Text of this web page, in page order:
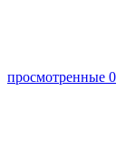
просмотренные 0